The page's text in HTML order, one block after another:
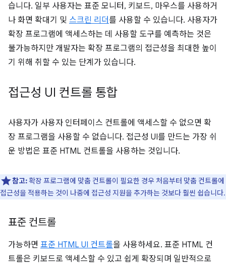
습니다. 일부 사용자는 표준 모니터, 키보드, 마우스를 사용하거
나 화면 확대기 및 스크린 리더를 사용할 수 있습니다. 사용자가
확장 프로그램에 액세스하는 데 사용할 도구를 예측하는 것은
불가능하지만 개발자는 확장 프로그램의 접근성을 최대한 높이
기 위해 취할 수 있는 단계가 있습니다.
접근성 UI 컨트롤 통합
사용자가 사용자 인터페이스 컨트롤에 액세스할 수 없으면 확
장 프로그램을 사용할 수 없습니다. 접근성 UI를 만드는 가장 쉬
운 방법은 표준 HTML 컨트롤을 사용하는 것입니다.
참고:확장 프로그램에 맞춤 컨트롤이 필요한 경우 처음부터 맞춤 컨트롤에
접근성을 적용하는 것이 나중에 접근성 지원을 추가하는 것보다 훨씬 쉽습니다.
표준 컨트롤
가능하면 표준 HTML UI 컨트롤을 사용하세요. 표준 HTML 컨
트롤은 키보드로 액세스할 수 있고 쉽게 확장되며 일반적으로